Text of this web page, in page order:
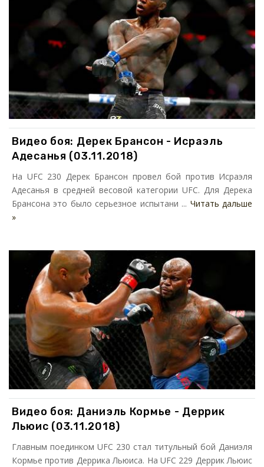
Видео боя: Дерек Брансон - Исраэль
Адесанья (03.11.2018)
На UFC 230 Дерек Брансон провел бой против Исраэля
Адесанья в средней весовой категории UFC. Для Дерека
Брансона это было серьезное испытани ... Читать дальше
»
Видео боя: Даниэль Кормье - Деррик
Льюис (03.11.2018)
Главным поединком UFC 230 стал титульный бой Даниэля
Кормье против Деррика Льюиса. На UFC 229 Деррик Льюис